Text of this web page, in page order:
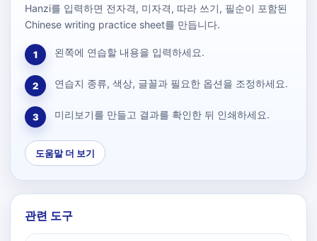
Hanzi를 입력하면 전자격, 미자격, 따라 쓰기, 필순이 포함된
Chinese writing practice sheet를 만듭니다.
1 왼쪽에 연습할 내용을 입력하세요.
2 연습지 종류, 색상, 글꼴과 필요한 옵션을 조정하세요.
3 미리보기를 만들고 결과를 확인한 뒤 인쇄하세요.
도움말 더 보기
관련 도구